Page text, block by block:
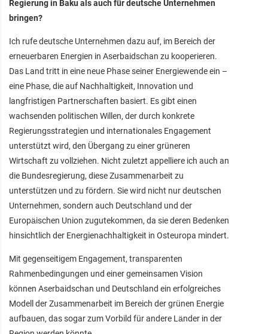
Regierung in Baku als auch für deutsche Unternehmen
bringen?
Ich rufe deutsche Unternehmen dazu auf, im Bereich der
erneuerbaren Energien in Aserbaidschan zu kooperieren.
Das Land tritt in eine neue Phase seiner Energiewende ein –
eine Phase, die auf Nachhaltigkeit, Innovation und
langfristigen Partnerschaften basiert. Es gibt einen
wachsenden politischen Willen, der durch konkrete
Regierungsstrategien und internationales Engagement
unterstützt wird, den Übergang zu einer grüneren
Wirtschaft zu vollziehen. Nicht zuletzt appelliere ich auch an
die Bundesregierung, diese Zusammenarbeit zu
unterstützen und zu fördern. Sie wird nicht nur deutschen
Unternehmen, sondern auch Deutschland und der
Europäischen Union zugutekommen, da sie deren Bedenken
hinsichtlich der Energienachhaltigkeit in Osteuropa mindert.
Mit gegenseitigem Engagement, transparenten
Rahmenbedingungen und einer gemeinsamen Vision
können Aserbaidschan und Deutschland ein erfolgreiches
Modell der Zusammenarbeit im Bereich der grünen Energie
aufbauen, das sogar zum Vorbild für andere Länder in der